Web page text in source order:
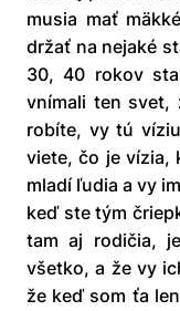
musia mať
držať na nejaké
30, 40 rokov
vnímali ten svet,
robíte, vy tú
viete, čo je vízia,
mladí ľudia a vy
keď ste tým
tam aj rodičia,
všetko, a že vy
že keď som ťa